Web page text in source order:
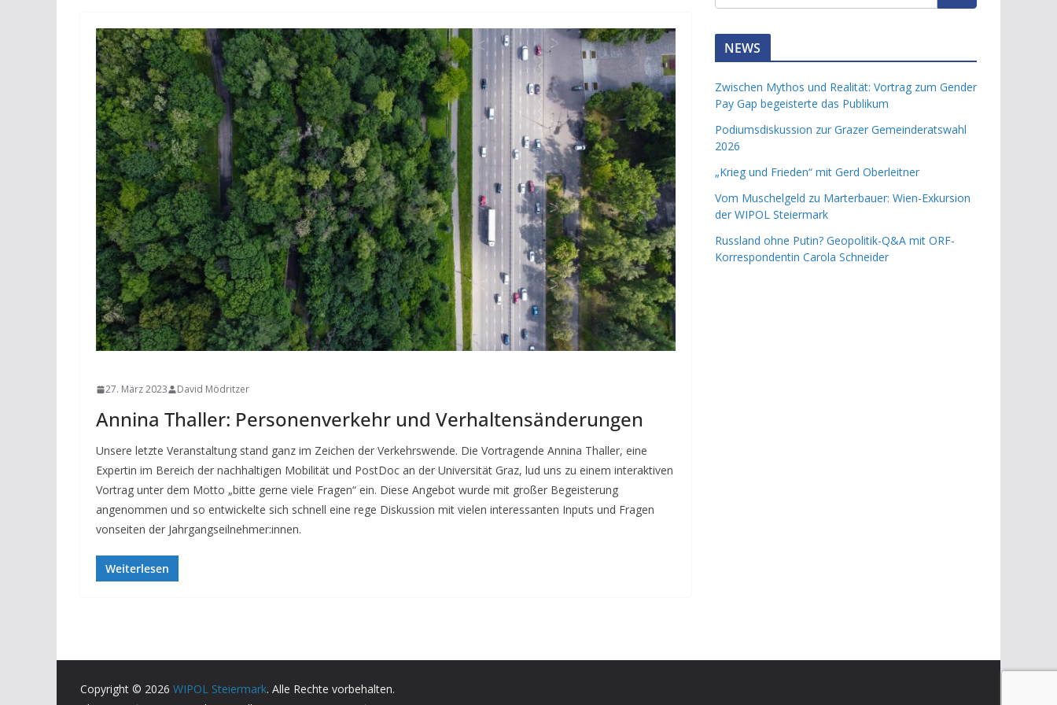
27. März 2023 David Mödritzer
Annina Thaller: Personenverkehr und Verhaltensänderungen
Unsere letzte Veranstaltung stand ganz im Zeichen der Verkehrswende. Die Vortragende Annina Thaller, eine
Expertin im Bereich der nachhaltigen Mobilität und PostDoc an der Universität Graz, lud uns zu einem interaktiven
Vortrag unter dem Motto „bitte gerne viele Fragen“ ein. Diese Angebot wurde mit großer Begeisterung
angenommen und so entwickelte sich schnell eine rege Diskussion mit vielen interessanten Inputs und Fragen
vonseiten der Jahrgangseilnehmer:innen.
Weiterlesen
NEWS
Zwischen Mythos und Realität: Vortrag zum Gender
Pay Gap begeisterte das Publikum
Podiumsdiskussion zur Grazer Gemeinderatswahl
2026
„Krieg und Frieden“ mit Gerd Oberleitner
Vom Muschelgeld zu Marterbauer: Wien-Exkursion
der WIPOL Steiermark
Russland ohne Putin? Geopolitik-Q&A mit ORF-
Korrespondentin Carola Schneider
Copyright © 2026 WIPOL Steiermark. Alle Rechte vorbehalten.